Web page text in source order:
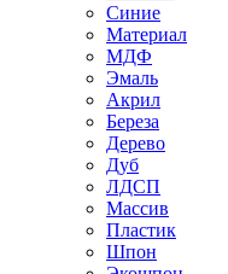
Синие
Материал
МДФ
Эмаль
Акрил
Береза
Дерево
Дуб
ЛДСП
Массив
Пластик
Шпон